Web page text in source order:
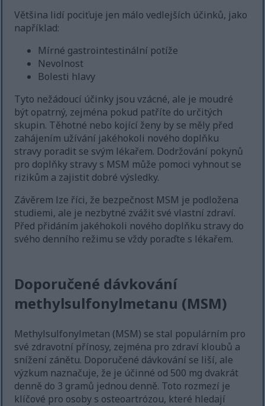
Většina lidí pociťuje jen málo vedlejších účinků, jako
například:
Mírné gastrointestinální potíže
Nevolnost
Bolesti hlavy
Tyto nežádoucí účinky jsou vzácné, ale je moudré
být opatrný, zejména pokud patříte do určitých
skupin. Těhotné nebo kojící ženy by se měly před
zahájením užívání jakéhokoli nového doplňku
stravy poradit se svým lékařem. Dodržování pokynů
pro doplňky stravy s MSM může pomoci vyhnout se
rizikům a zajistit dobré výsledky.
Závěrem lze říci, že bezpečnost MSM je podložena
studiemi, ale je nezbytné zvážit své vlastní zdraví.
Před přidáním jakéhokoli nového doplňku stravy do
svého denního režimu se vždy poraďte s lékařem.
Doporučené dávkování
methylsulfonylmetanu (MSM)
Methylsulfonylmetan (MSM) se stal populárním pro
své zdravotní přínosy, zejména pro zdraví kloubů a
snížení zánětu. Doporučené dávkování se liší, ale
výzkum naznačuje, že je účinné od 500 mg dvakrát
denně do 3 gramů jednou denně. Toto rozmezí je
klíčové pro osoby s osteoartrózou, které hledají